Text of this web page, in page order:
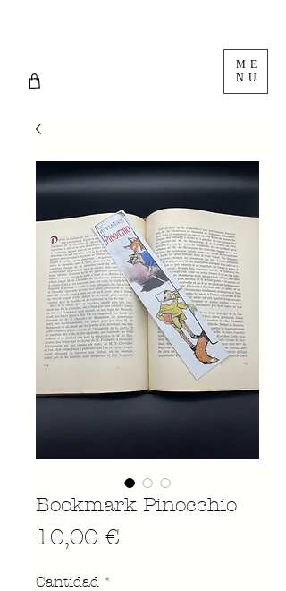
ME
NU
Bookmark Pinocchio
10,00 €
Cantidad *